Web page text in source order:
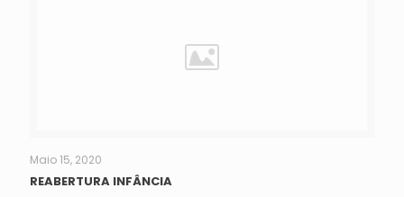
Maio 15, 2020
REABERTURA INFÂNCIA